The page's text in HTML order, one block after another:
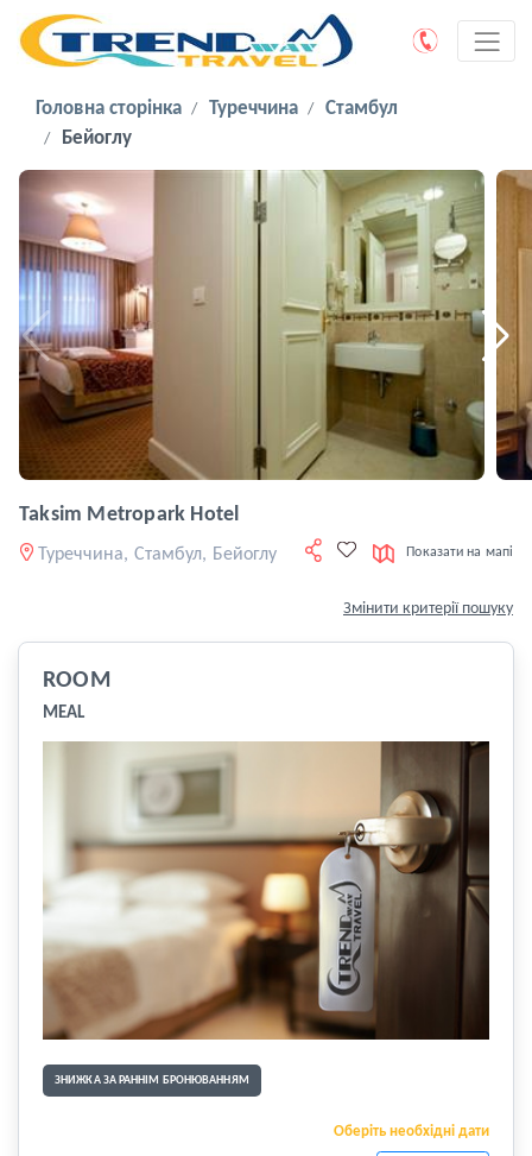
Головна сторінка Туреччина
Стамбул
Бейоглу
Taksim Metropark Hotel
Туреччина, Стамбул, Бейоглу Показати на мапі
Змінити критерії пошуку
ROOM
MEAL
ЗНИЖКА ЗА РАННІМ БРОНЮВАННЯМ
Оберіть необхідні дати